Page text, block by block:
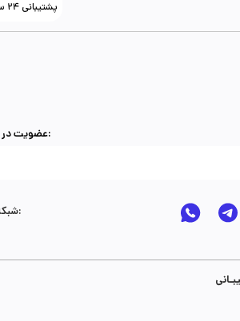
پشتیبانی ۲۴ ساعته
عضویت در باشگاه مشتریان:
شبکه‌های اجتماعی: